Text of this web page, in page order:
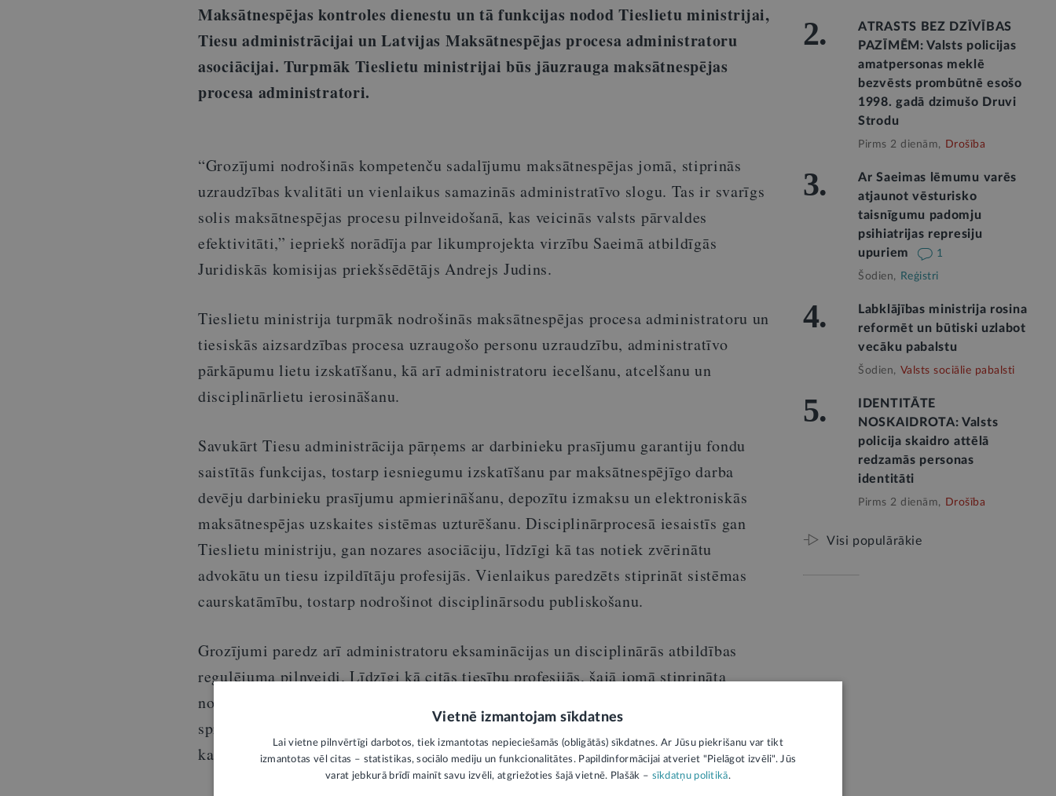
Maksātnespējas kontroles dienestu un tā funkcijas nodod Tieslietu ministrijai,
Tiesu administrācijai un Latvijas Maksātnespējas procesa administratoru
asociācijai. Turpmāk Tieslietu ministrijai būs jāuzrauga maksātnespējas
procesa administratori.
“Grozījumi nodrošinās kompetenču sadalījumu maksātnespējas jomā, stiprinās
uzraudzības kvalitāti un vienlaikus samazinās administratīvo slogu. Tas ir svarīgs
solis maksātnespējas procesu pilnveidošanā, kas veicinās valsts pārvaldes
efektivitāti,” iepriekš norādīja par likumprojekta virzību Saeimā atbildīgās
Juridiskās komisijas priekšsēdētājs Andrejs Judins.
Tieslietu ministrija turpmāk nodrošinās maksātnespējas procesa administratoru un
tiesiskās aizsardzības procesa uzraugošo personu uzraudzību, administratīvo
pārkāpumu lietu izskatīšanu, kā arī administratoru iecelšanu, atcelšanu un
disciplinārlietu ierosināšanu.
Savukārt Tiesu administrācija pārņems ar darbinieku prasījumu garantiju fondu
saistītās funkcijas, tostarp iesniegumu izskatīšanu par maksātnespējīgo darba
devēju darbinieku prasījumu apmierināšanu, depozītu izmaksu un elektroniskās
maksātnespējas uzskaites sistēmas uzturēšanu. Disciplinārprocesā iesaistīs gan
Tieslietu ministriju, gan nozares asociāciju, līdzīgi kā tas notiek zvērinātu
advokātu un tiesu izpildītāju profesijās. Vienlaikus paredzēts stiprināt sistēmas
caurskatāmību, tostarp nodrošinot disciplinārsodu publiskošanu.
Grozījumi paredz arī administratoru eksaminācijas un disciplinārās atbildības
regulējuma pilnveidi. Līdzīgi kā citās tiesību profesijās, šajā jomā stiprināta
nozares asociācijas lomu. Likuma normas saskaņotas ar Satversmes tiesas
spriedumu, kas skaidro ierobežojumus maksātnespējas administratoru amata
kandidātiem.
2.
ATRASTS BEZ DZĪVĪBAS
PAZĪMĒM: Valsts policijas
amatpersonas meklē
bezvēsts prombūtnē esošo
1998. gadā dzimušo Druvi
Strodu
Pirms 2 dienām, Drošība
3.
Ar Saeimas lēmumu varēs
atjaunot vēsturisko
taisnīgumu padomju
psihiatrijas represiju
upuriem
1
Šodien, Reģistri
4.
Labklājības ministrija rosina
reformēt un būtiski uzlabot
vecāku pabalstu
Šodien, Valsts sociālie pabalsti
5.
IDENTITĀTE
NOSKAIDROTA: Valsts
policija skaidro attēlā
redzamās personas
identitāti
Pirms 2 dienām, Drošība
Visi populārākie
Vietnē izmantojam sīkdatnes
Lai vietne pilnvērtīgi darbotos, tiek izmantotas nepieciešamās (obligātās) sīkdatnes. Ar Jūsu piekrišanu var tikt
izmantotas vēl citas – statistikas, sociālo mediju un funkcionalitātes. Papildinformācijai atveriet "Pielāgot izvēli". Jūs
varat jebkurā brīdī mainīt savu izvēli, atgriežoties šajā vietnē. Plašāk – sīkdatņu politikā.